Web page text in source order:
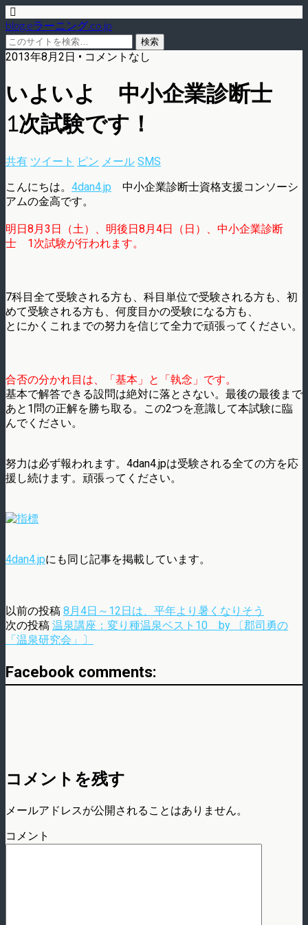
blog.eラーニング.co.jp
2013年8月2日 • コメントなし
いよいよ 中小企業診断士
1次試験です！
共有 ツイート ピン メール SMS
こんにちは。 4dan4.jp 中小企業診断士資格支援コンソーシ
アムの金高です。
明日8月3日（土）、明後日8月4日（日）、中小企業診断
士 1次試験が行われます。
7科目全て受験される方も、科目単位で受験される方も、初
めて受験される方も、何度目かの受験になる方も、
とにかくこれまでの努力を信じて全力で頑張ってください。
合否の分かれ目は、「基本」と「執念」です。
基本で解答できる設問は絶対に落とさない。最後の最後まで
あと1問の正解を勝ち取る。この2つを意識して本試験に臨
んでください。
努力は必ず報われます。4dan4.jpは受験される全ての方を応
援し続けます。頑張ってください。
4dan4.jpにも同じ記事を掲載しています。
以前の投稿 8月4日～12日は、平年より暑くなりそう
次の投稿 温泉講座：変り種温泉ベスト10 by 〔郡司勇の
「温泉研究会」〕
Facebook comments:
コメントを残す
メールアドレスが公開されることはありません。
コメント